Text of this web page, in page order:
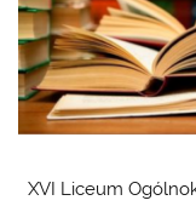
XVI Liceum